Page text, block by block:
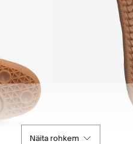
Näita rohkem